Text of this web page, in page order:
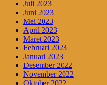
Juli 2023
Juni 2023
Mei 2023
April 2023
Maret 2023
Februari 2023
Januari 2023
Desember 2022
November 2022
Oktober 2022